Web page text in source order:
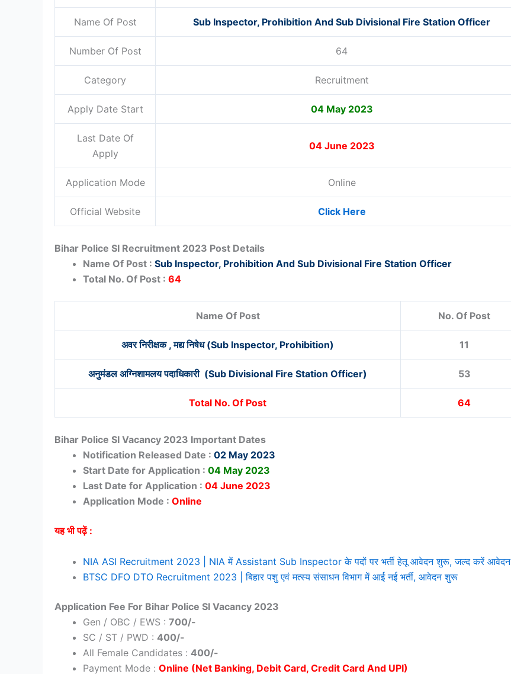
Name Of Post Sub Inspector, Prohibition And Sub Divisional Fire Station Officer
Number Of Post 64
Category Recruitment
Apply Date Start 04 May 2023
Last Date Of
Apply
04 June 2023
Application Mode Online
Official Website Click Here
Bihar Police SI Recruitment 2023 Post Details
Name Of Post : Sub Inspector, Prohibition And Sub Divisional Fire Station Officer
Total No. Of Post : 64
Name Of Post No. Of Post
अवर निरीक्षक , मद्य निषेध (Sub Inspector, Prohibition) 11
अनुमंडल अग्निशामलय पदाधिकारी (Sub Divisional Fire Station Officer) 53
Total No. Of Post 64
Bihar Police SI Vacancy 2023 Important Dates
Notification Released Date : 02 May 2023
Start Date for Application : 04 May 2023
Last Date for Application : 04 June 2023
Application Mode : Online
यह भी पढ़ें :
NIA ASI Recruitment 2023 | NIA में Assistant Sub Inspector के पदों पर भर्ती हेतू आवेदन शुरू, जल्द करें आवेदन
BTSC DFO DTO Recruitment 2023 | बिहार पशु एवं मत्स्य संसाधन विभाग में आई नई भर्ती, आवेदन शुरू
Application Fee For Bihar Police SI Vacancy 2023
Gen / OBC / EWS : 700/-
SC / ST / PWD : 400/-
All Female Candidates : 400/-
Payment Mode : Online (Net Banking, Debit Card, Credit Card And UPI)